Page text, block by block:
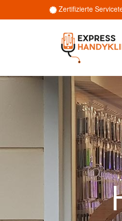
Zertifizierte